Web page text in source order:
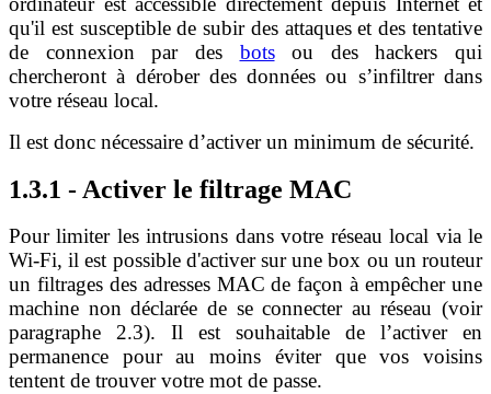
qu'il est susceptible de subir des attaques et des tentative
de connexion par des botsou des hackers qui
chercheront à dérober des données ou s’infiltrer dans
votre réseau local.
Il est donc nécessaire d’activer un minimum de sécurité.
1.3.1 - Activer le filtrage MAC
Pour limiter les intrusions dans votre réseau local via le
Wi-Fi, il est possible d'activer sur une box ou un routeur
un filtrages des adresses MAC de façon à empêcher une
machine non déclarée de se connecter au réseau (voir
paragraphe 2.3). Il est souhaitable de l’activer en
permanence pour au moins éviter que vos voisins
tentent de trouver votre mot de passe.